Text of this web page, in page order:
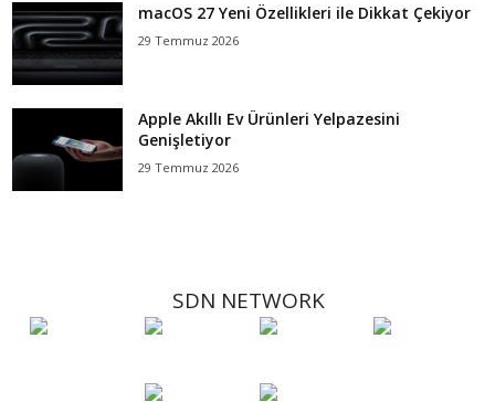
macOS 27 Yeni Özellikleri ile Dikkat Çekiyor
29 Temmuz 2026
Apple Akıllı Ev Ürünleri Yelpazesini
Genişletiyor
29 Temmuz 2026
SDN NETWORK